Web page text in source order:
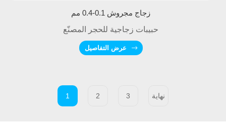
زجاج مجروش 0.1-0.4 مم
حبيبات زجاجية للحجر المصنّع
عرض التفاصيل
1 2 3 نهاية